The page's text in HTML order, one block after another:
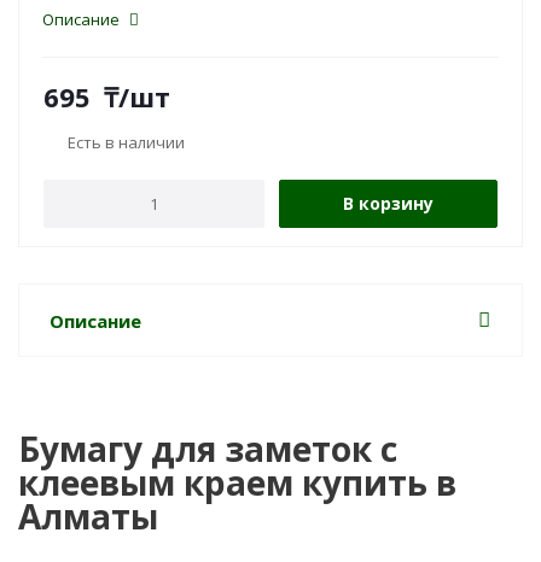
Описание
695 ₸/шт
Есть в наличии
В корзину
Описание
Бумагу для заметок с
клеевым краем купить в
Алматы